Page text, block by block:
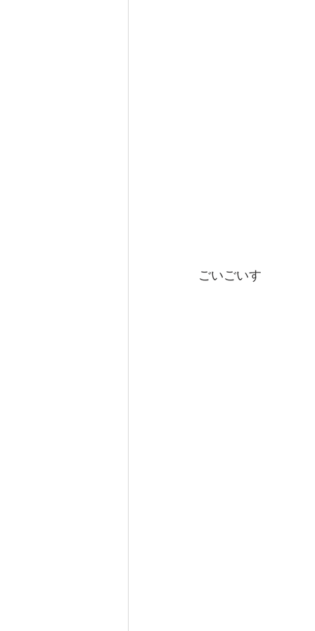
ごいごいす